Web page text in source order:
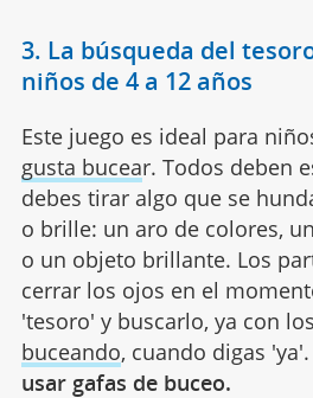
3. La búsqueda del
niños de 4 a 12 años
Este juego es ideal para
gusta bucear. Todos deben
debes tirar algo que se
o brille: un aro de colores,
o un objeto brillante. Los
cerrar los ojos en el
'tesoro' y buscarlo, ya con
buceando, cuando digas 'ya'.
usar gafas de buceo.